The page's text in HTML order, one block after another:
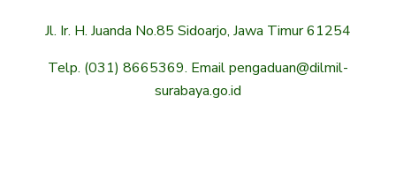
Jl. Ir. H. Juanda No.85 Sidoarjo, Jawa Timur 61254
Telp. (031) 8665369. Email pengaduan@dilmil-
surabaya.go.id